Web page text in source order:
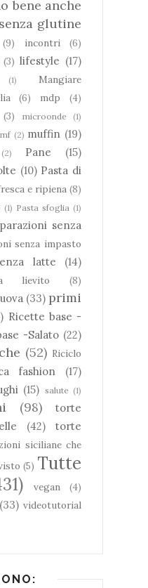
bene anche
glutine
(9) incontri
(6)
(3) lifestyle (17)
(1)
Mangiare
(6) mdp
(4)
(3) microonde (1)
(2) muffin (19)
(2) Pane
(15)
(10) Pasta di
e ripiena (8)
(1) Pasta sfoglia (1)
senza
senza impasto
latte (14)
lievito (8)
(33) primi
Ricette base -
-Salato (22)
(52) Riciclo
fashion
(17)
(15) salute (1)
(98)
torte
(42)
torte
siciliane che
(5) Tutte
vegan (4)
(33) videotutorial